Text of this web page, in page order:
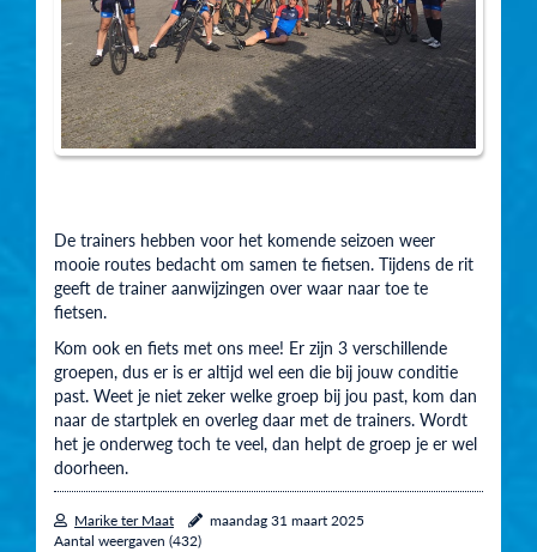
De trainers hebben voor het komende seizoen weer
mooie routes bedacht om samen te fietsen. Tijdens de rit
geeft de trainer aanwijzingen over waar naar toe te
fietsen.
Kom ook en fiets met ons mee! Er zijn 3 verschillende
groepen, dus er is er altijd wel een die bij jouw conditie
past. Weet je niet zeker welke groep bij jou past, kom dan
naar de startplek en overleg daar met de trainers. Wordt
het je onderweg toch te veel, dan helpt de groep je er wel
doorheen.
Marike ter Maat
maandag 31 maart 2025
Aantal weergaven (432)